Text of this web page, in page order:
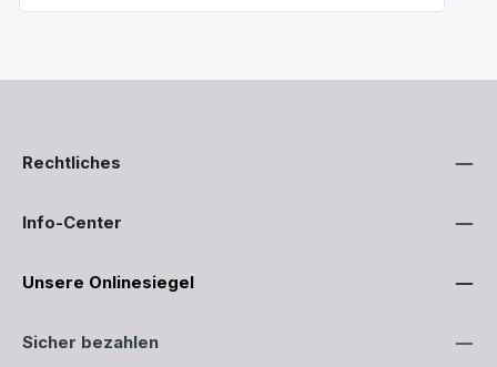
Rechtliches
Info-Center
Unsere Onlinesiegel
Sicher bezahlen